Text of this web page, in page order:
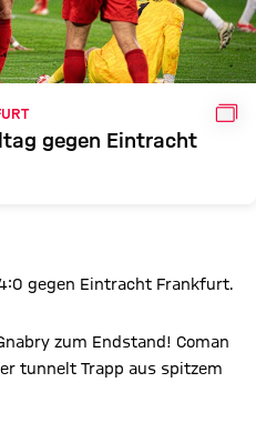
gegen Eintracht
gegen Eintracht Frankfurt.
zum Endstand! Coman
tunnelt Trapp aus spitzem